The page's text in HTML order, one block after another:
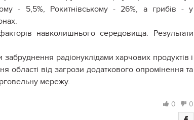
- 5,5%, Рокитнівському - 26%, а грибів - у
навколишнього середовища. Результати
радіонуклідами харчових продуктів і
області від загрози додаткового опромінення та
мережу.
0 0